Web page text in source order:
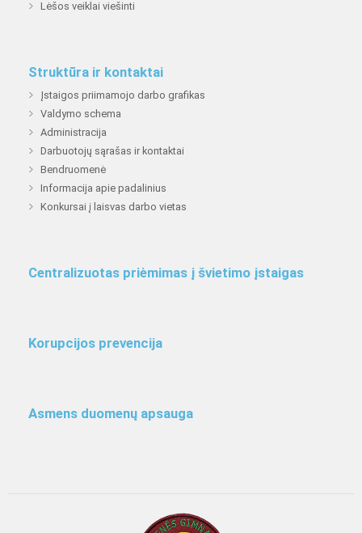
Lėšos veiklai viešinti
Struktūra ir kontaktai
Įstaigos priimamojo darbo grafikas
Valdymo schema
Administracija
Darbuotojų sąrašas ir kontaktai
Bendruomenė
Informacija apie padalinius
Konkursai į laisvas darbo vietas
Centralizuotas priėmimas į švietimo įstaigas
Korupcijos prevencija
Asmens duomenų apsauga